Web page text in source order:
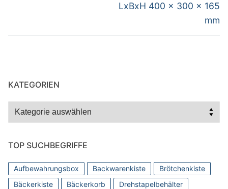
LxBxH 400 x 300 x 165
mm
KATEGORIEN
Kategorien
TOP SUCHBEGRIFFE
Aufbewahrungsbox Backwarenkiste
Brötchenkiste
Bäckerkiste
Bäckerkorb
Drehstapelbehälter